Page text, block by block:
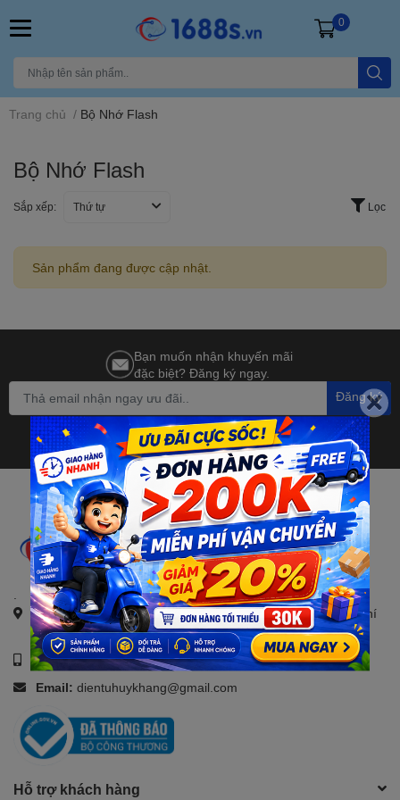
0
Trang chủ / Bộ Nhớ Flash
Bộ Nhớ Flash
Sắp xếp: Thứ tự Lọc
Sản phẩm đang được cập nhật.
Bạn muốn nhận khuyến mãi
đặc biệt? Đăng ký ngay.
Đăng ký
Địa chỉ:21, Đường số 4, KDC Savico, Tam Bình, TP. Hồ Chí
Minh
Số điện thoại:0907088123
Email: dientuhuykhang@gmail.com
Hỗ trợ khách hàng